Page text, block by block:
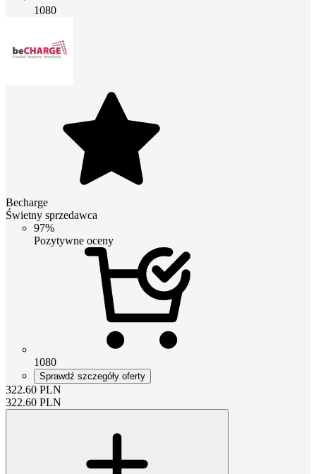
1080
Becharge
Świetny sprzedawca
97%
Pozytywne oceny
1080
Sprawdź szczegóły oferty
322.60 PLN
322.60 PLN